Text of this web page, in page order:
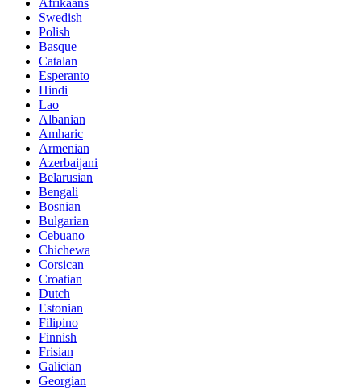
Afrikaans
Swedish
Polish
Basque
Catalan
Esperanto
Hindi
Lao
Albanian
Amharic
Armenian
Azerbaijani
Belarusian
Bengali
Bosnian
Bulgarian
Cebuano
Chichewa
Corsican
Croatian
Dutch
Estonian
Filipino
Finnish
Frisian
Galician
Georgian